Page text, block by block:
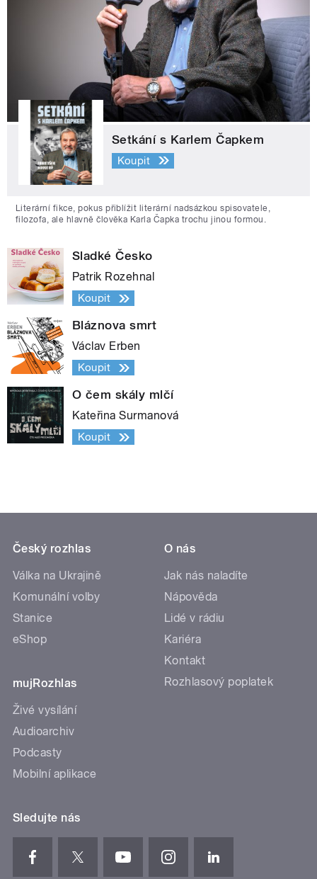
Setkání s Karlem Čapkem
Koupit
Literární fikce, pokus přiblížit literární nadsázkou spisovatele,
filozofa, ale hlavně člověka Karla Čapka trochu jinou formou.
Sladké Česko
Patrik Rozehnal
Koupit
Bláznova smrt
Václav Erben
Koupit
O čem skály mlčí
Kateřina Surmanová
Koupit
Český rozhlas
Válka na Ukrajině
Komunální volby
Stanice
eShop
mujRozhlas
Živé vysílání
Audioarchiv
Podcasty
Mobilní aplikace
O nás
Jak nás naladíte
Nápověda
Lidé v rádiu
Kariéra
Kontakt
Rozhlasový poplatek
Sledujte nás